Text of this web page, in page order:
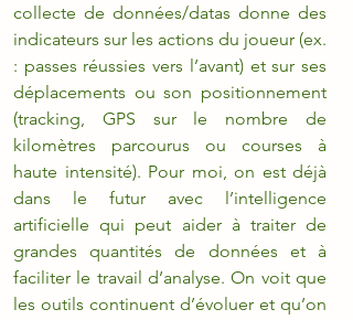
collecte de données/datas donne des
indicateurs sur les actions du joueur (ex.
: passes réussies vers l’avant) et sur ses
déplacements ou son positionnement
(tracking, GPS sur le nombre de
kilomètres parcourus ou courses à
haute intensité). Pour moi, on est déjà
dans le futur avec l’intelligence
artificielle qui peut aider à traiter de
grandes quantités de données et à
faciliter le travail d’analyse. On voit que
les outils continuent d’évoluer et qu’on